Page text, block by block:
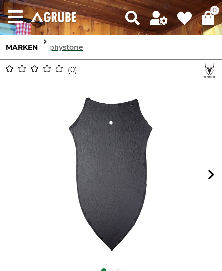
0
MARKEN Trophystone
0